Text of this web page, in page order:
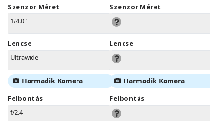
Szenzor Méret
1/4.0"
Lencse
Ultrawide
Harmadik Kamera
Felbontás
f/2.4
Szenzor Méret
Lencse
Harmadik Kamera
Felbontás